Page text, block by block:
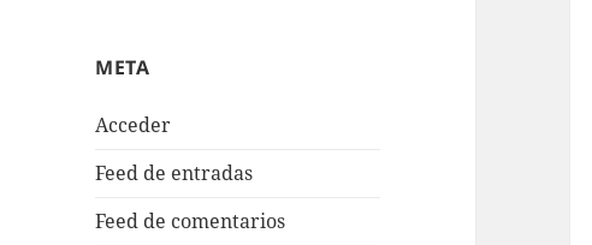
META
Acceder
Feed de entradas
Feed de comentarios